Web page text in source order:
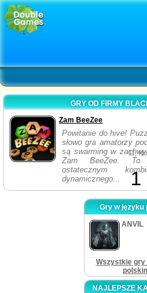
GRY OD FIRMY
Zam BeeZee
Powitanie do hive!
słowo gra amatorzy
są swarming w
Zam BeeZee. To
ostatecznym
dynamicznego...
11,
1
Gry w języku
ANVIL
Wszystkie gry
NAJLEPSZE